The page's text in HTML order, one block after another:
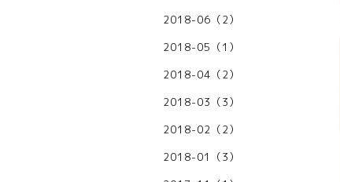
2018-06（2）
2018-05（1）
2018-04（2）
2018-03（3）
2018-02（2）
2018-01（3）